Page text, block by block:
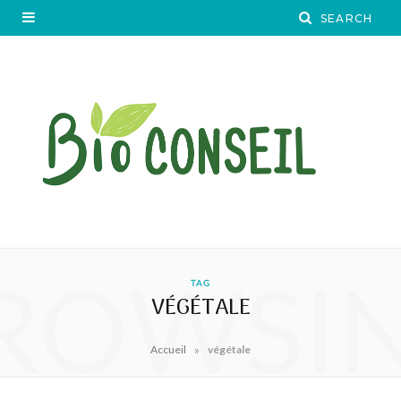
TAG
VÉGÉTALE
Accueil » végétale